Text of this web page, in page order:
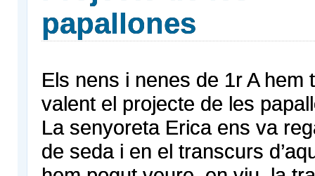
papallones
Els nens i nenes de 1r A hem
valent el projecte de les
La senyoreta Erica ens va
de seda i en el transcurs